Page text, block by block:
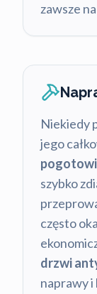
zawsze
Niekiedy
jego
szybko
często
drzwi
naprawy